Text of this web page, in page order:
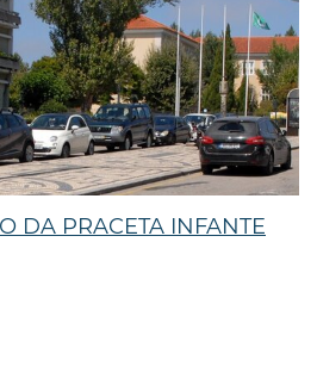
DA PRACETA INFANTE